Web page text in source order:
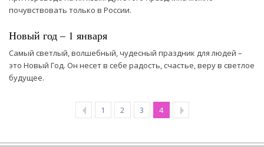
почувствовать только в России.
Новый год – 1 января
Самый светлый, волшебный, чудесный праздник для людей –
это Новый Год. Он несет в себе радость, счастье, веру в светлое
будущее.
1 2 3 4